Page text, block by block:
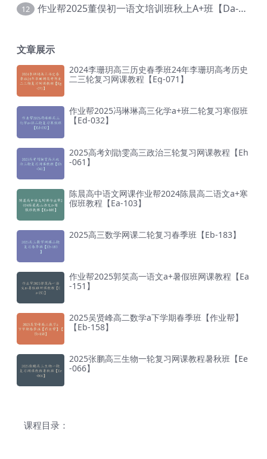
12 作业帮2025董俣初一语文培训班秋上A+班【Da-038】
文章展示
2024李珊玥高三历史春季班24年李珊玥高考历史
二三轮复习网课教程【Eg-071】
作业帮2025冯琳琳高三化学a+班二轮复习寒假班
【Ed-032】
2025高考刘勖雯高三政治三轮复习网课教程【Eh
-061】
陈晨高中语文网课作业帮2024陈晨高二语文a+寒
假班教程【Ea-103】
2025高三数学网课二轮复习春季班【Eb-183】
作业帮2025郭笑高一语文a+暑假班网课教程【Ea
-151】
2025吴贤峰高二数学a下学期春季班【作业帮】
【Eb-158】
2025张鹏高三生物一轮复习网课教程暑秋班【Ee
-066】
课程目录：